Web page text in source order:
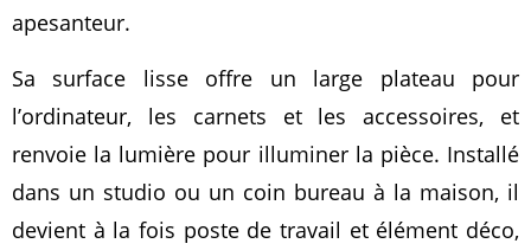
apesanteur.
Sa surface lisse offre un large plateau pour
l’ordinateur, les carnets et les accessoires, et
renvoie la lumière pour illuminer la pièce. Installé
dans un studio ou un coin bureau à la maison, il
devient à la fois poste de travail et élément déco,